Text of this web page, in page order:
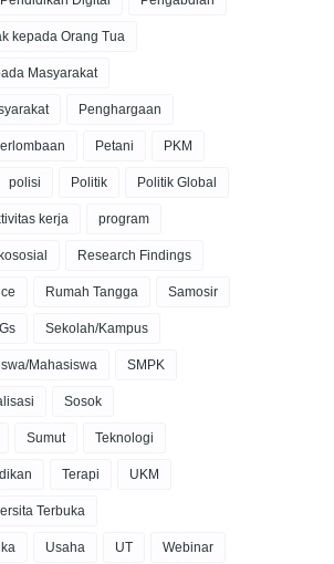
kepada Orang Tua
Masyarakat
Penghargaan
Petani PKM
polisi Politik Politik Global
kerja program
Research Findings
Rumah Tangga Samosir
Sekolah/Kampus
Mahasiswa SMPK
Sosok
Sumut Teknologi
Terapi UKM
Terbuka
Usaha UT Webinar